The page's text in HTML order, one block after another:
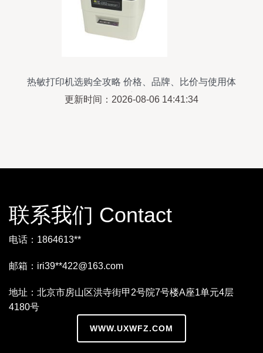
热敏打印机选购全攻略 价格、品牌、比价与使用体
验深度解析
更新时间：2026-08-06 14:41:34
联系我们 Contact
电话：1864613**
邮箱：iri39**422@163.com
地址：北京市房山区洪寺街甲2号院7号楼A座1单元4层
4180号
WWW.UXWFZ.COM